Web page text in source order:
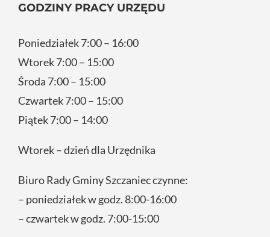
GODZINY PRACY URZĘDU
Poniedziałek 7:00 – 16:00
Wtorek 7:00 – 15:00
Środa 7:00 – 15:00
Czwartek 7:00 – 15:00
Piątek 7:00 – 14:00
Wtorek – dzień dla Urzędnika
Biuro Rady Gminy Szczaniec czynne:
– poniedziałek w godz. 8:00-16:00
– czwartek w godz. 7:00-15:00